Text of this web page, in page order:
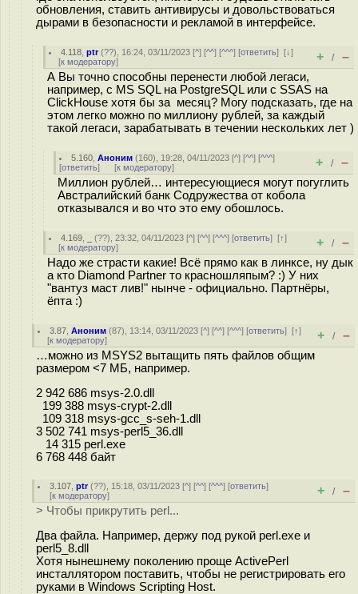
обновления, ставить антивирусы и довольствоваться
дырами в безопасности и рекламой в интерфейсе.
4.118 ,ptr(??), 16:24, 03/11/2023 [^] [^^] [^^^] [ответить][↓]
[к модератору] + / –
А Вы точно способны перенести любой легаси,
например, с MS SQL на PostgreSQL или с SSAS на
ClickHouse хотя бы за месяц? Могу подсказать, где на
этом легко можно по миллиону рублей, за каждый
такой легаси, зарабатывать в течении нескольких лет )
5.160 ,Аноним (160), 19:28, 04/11/2023 [^] [^^] [^^^]
[ответить] [к модератору] + / –
Миллион рублей… интересующиеся могут погуглить
Австралийский банк Содружества от кобола
отказывался и во что это ему обошлось.
4.169 (??), 23:32, 04/11/2023 [^] [^^] [^^^] [ответить][↑]
[к модератору] + / –
Надо же страсти какие! Всё прямо как в линксе, ну дык
а кто Diamond Partner то красношляпым? :) У них
"вантуз маст лив!" нынче - официально. Партнёры,
ёпта :)
3.87 ,Аноним (87), 13:14, 03/11/2023 [^] [^^] [^^^] [ответить][↑]
[к модератору] + / –
…можно из MSYS2 вытащить пять файлов общим
размером <7 МБ, например.
2 942 686 msys-2.0.dll
199 388 msys-crypt-2.dll
109 318 msys-gcc_s-seh-1.dll
3 502 741 msys-perl5_36.dll
14 315 perl.exe
6 768 448 байт
3.107 ,ptr(??), 15:18, 03/11/2023 [^] [^^] [^^^] [ответить]
[к модератору] + / –
> Чтобы прикрутить perl...
Два файла. Например, держу под рукой perl.exe и
perl5_8.dll
Хотя нынешнему поколению проще ActivePerl
инсталлятором поставить, чтобы не регистрировать его
руками в Windows Scripting Host.